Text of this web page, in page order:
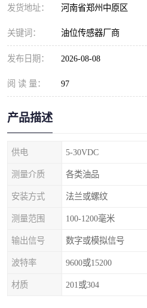
发货地址： 河南省郑州中原区
关键词： 油位传感器厂商
发布日期： 2026-08-08
阅 读 量： 97
产品描述
供电 5-30VDC
测量介质 各类油品
安装方式 法兰或螺纹
测量范围 100-1200毫米
输出信号 数字或模拟信号
波特率 9600或15200
材质 201或304